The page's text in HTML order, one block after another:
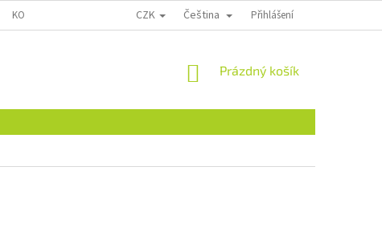
KONTAKTY CZK Čeština Přihlášení
NÁKUPNÍ
Prázdný košík